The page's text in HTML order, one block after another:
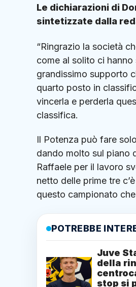
Le dichiarazioni di
sintetizzate dalla
“Ringrazio la società
come al solito ci
grandissimo supporto
quarto posto in
vincerla e perderla
classifica.
Il Potenza può fare
dando molto sul piano
Raffaele per il lavoro
netto delle prime tre
questo campionato
POTREBBE
Juve
della
stop si